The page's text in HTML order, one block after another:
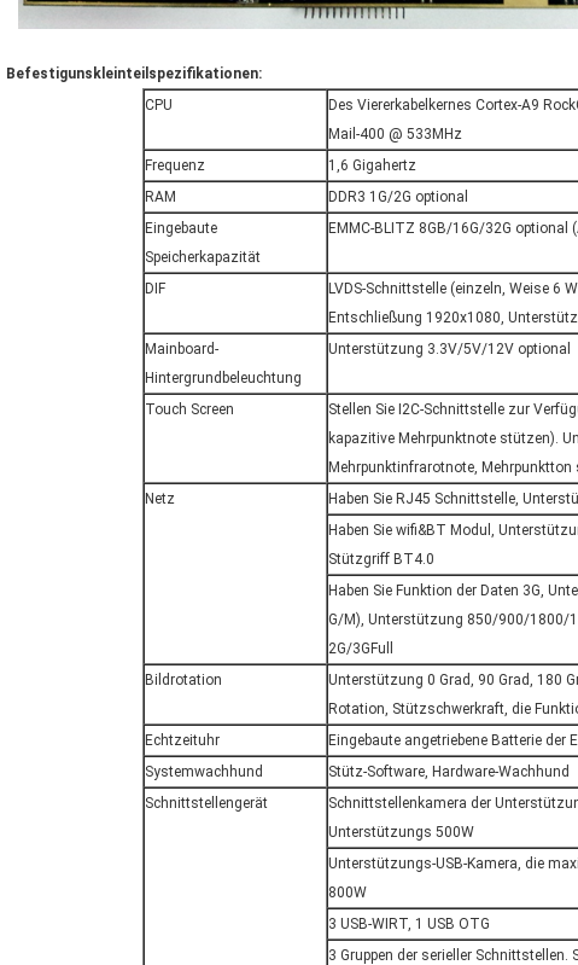
Befestigunskleinteilspezifikationen:
CPU
Des Viererkabelkernes Cortex-A9
Mail-400 @ 533MHz
Frequenz
1,6 Gigahertz
RAM
DDR3 1G/2G optional
Eingebaute
Speicherkapazität
EMMC-BLITZ 8GB/16G/32G optional
DIF
LVDS-Schnittstelle (einzeln, Weise 6
Entschließung 1920x1080,
Mainboard-
Hintergrundbeleuchtung
Unterstützung 3.3V/5V/12V optional
Touch Screen
Stellen Sie I2C-Schnittstelle zur
kapazitive Mehrpunktnote stützen).
Mehrpunktinfrarotnote,
Netz
Haben Sie RJ45 Schnittstelle,
Haben Sie wifi&BT Modul,
Stützgriff BT4.0
Haben Sie Funktion der Daten 3G,
G/M), Unterstützung 850/900/1800/
2G/3GFull
Bildrotation
Unterstützung 0 Grad, 90 Grad, 180
Rotation, Stützschwerkraft, die
Echtzeituhr
Eingebaute angetriebene Batterie der
Systemwachhund
Stütz-Software, Hardware-Wachhund
Schnittstellengerät
Schnittstellenkamera der
Unterstützungs 500W
Unterstützungs-USB-Kamera, die
800W
3 USB-WIRT, 1 USB OTG
3 Gruppen der serieller Schnittstellen.